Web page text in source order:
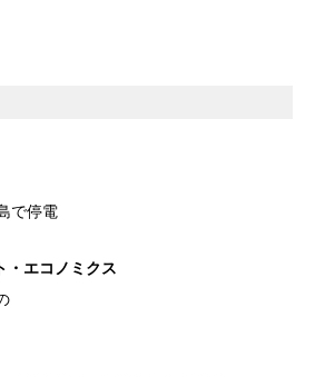
で停電
・エコノミクス